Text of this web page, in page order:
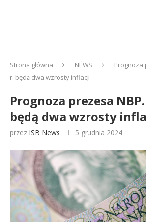
Strona główna NEWS
Prognoza
r. będą dwa wzrosty inflacji
Prognoza prezesa
będą dwa wzrosty
przez ISB News 5 grudnia 2024